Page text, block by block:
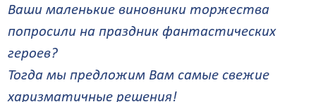
Ваши маленькие виновники торжества
попросили на праздник фантастических
героев?
Тогда мы предложим Вам самые свежие
харизматичные решения!